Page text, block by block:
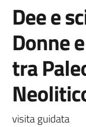
Novità
Servizi
Leggi
Atti
Bandi
Salta al contenuto
Dee e
Donne
tra
visita guidata